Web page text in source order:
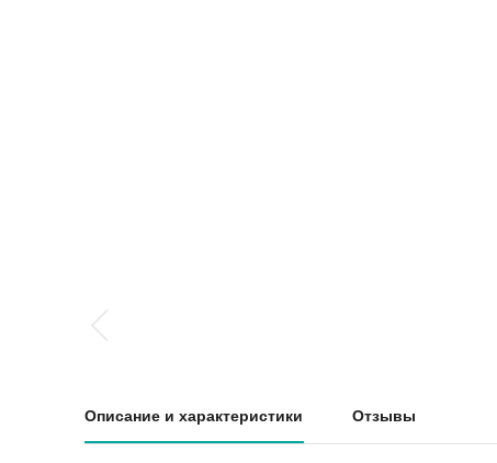
Описание и характеристики Отзывы